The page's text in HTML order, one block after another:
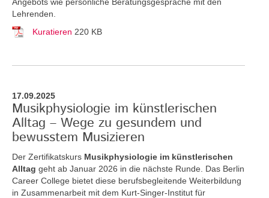
Lehrenden.
Kuratieren 220 KB
17.09.2025
Musikphysiologie im künstlerischen
Alltag – Wege zu gesundem und
bewusstem Musizieren
Der Zertifikatskurs Musikphysiologie im künstlerischen
Alltag geht ab Januar 2026 in die nächste Runde. Das Berlin
Career College bietet diese berufsbegleitende Weiterbildung
in Zusammenarbeit mit dem Kurt-Singer-Institut für